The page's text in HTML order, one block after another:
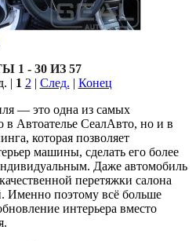
1 - 30 ИЗ 57
| 1 2 | След. | Конец
— это одна из самых
в Автоателье СеалАвто, но и в
которая позволяет
машины, сделать его более
Даже автомобиль
перетяжки салона
Именно поэтому всё больше
интерьера вместо